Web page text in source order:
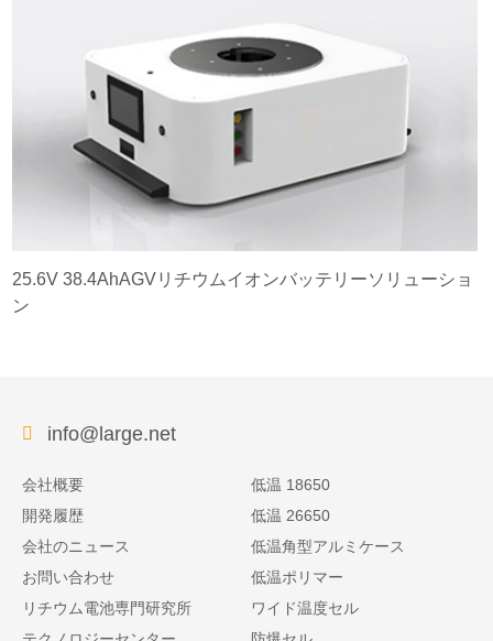
25.6V 38.4AhAGVリチウムイオンバッテリーソリューショ
ン
info@large.net
会社概要
開発履歴
会社のニュース
お問い合わせ
リチウム電池専門研究所
低温 18650
低温 26650
低温角型アルミケース
低温ポリマー
ワイド温度セル